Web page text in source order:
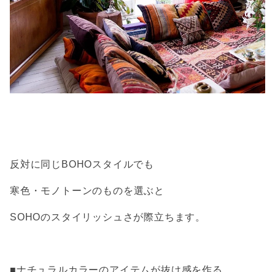
反対に同じBOHOスタイルでも
寒色・モノトーンのものを選ぶと
SOHOのスタイリッシュさが際立ちます。
■ナチュラルカラーのアイテムが抜け感を作る